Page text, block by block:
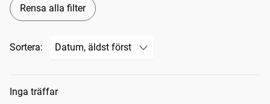
Rensa alla filter
Sortera:
Sökresultat
Inga träffar